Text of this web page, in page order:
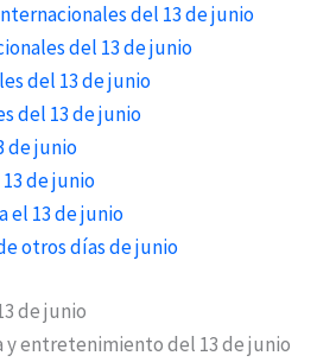
del 13 de junio
del 13 de junio
del 13 de junio
del 13 de junio
de junio
de junio
el 13 de junio
otros días de junio
de junio
entretenimiento del 13 de junio